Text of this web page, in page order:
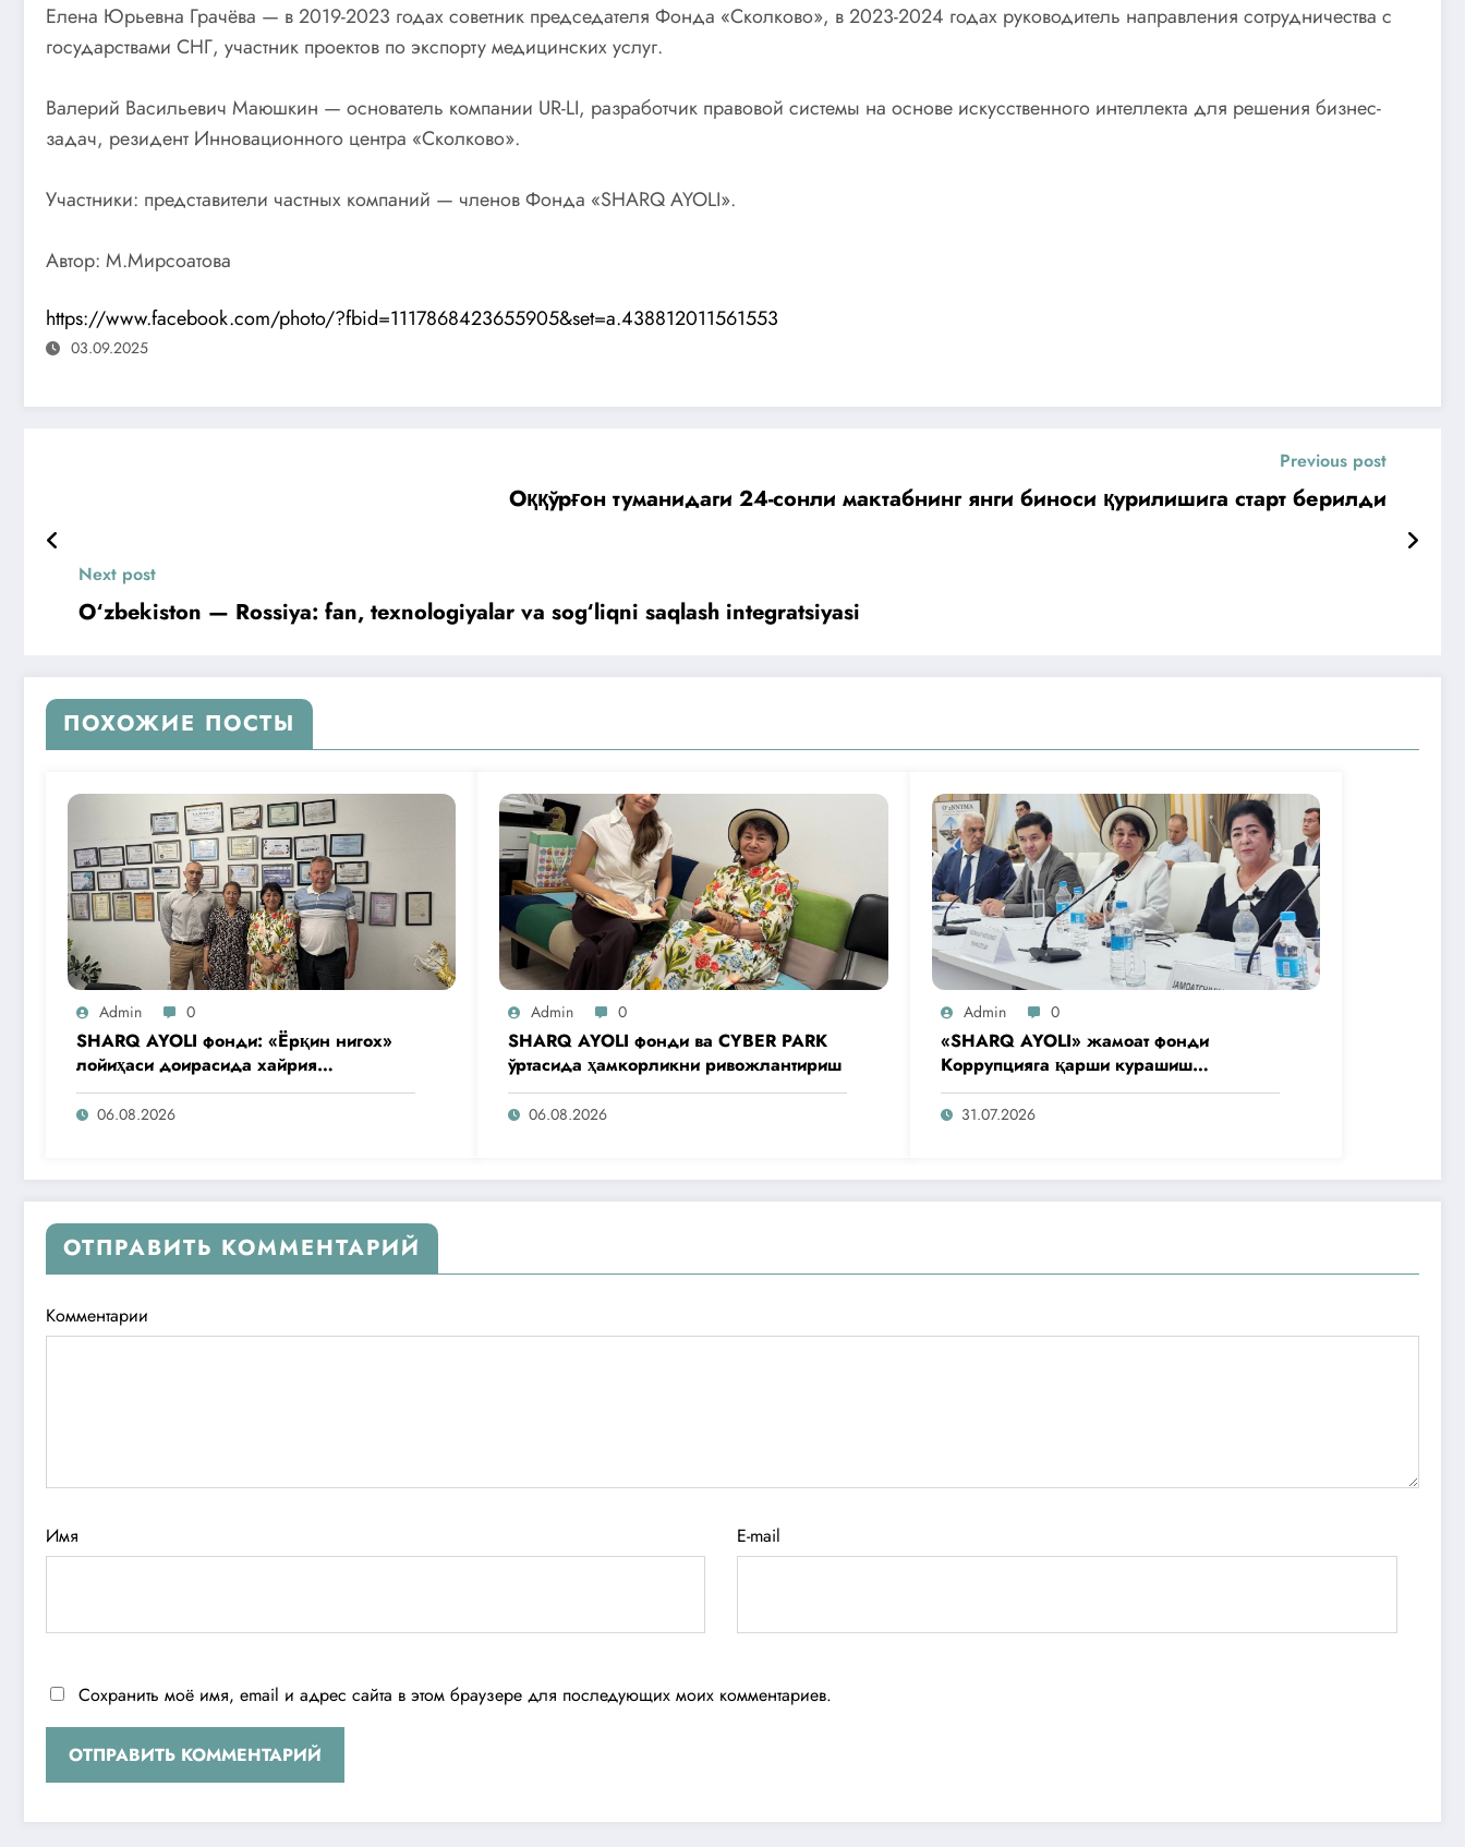
Елена Юрьевна Грачёва — в 2019-2023 годах советник председателя Фонда «Сколково», в 2023-2024 годах руководитель направления сотрудничества с
государствами СНГ, участник проектов по экспорту медицинских услуг.
Валерий Васильевич Маюшкин — основатель компании UR-LI, разработчик правовой системы на основе искусственного интеллекта для решения бизнес-
задач, резидент Инновационного центра «Сколково».
Участники: представители частных компаний — членов Фонда «SHARQ AYOLI».
Автор: М.Мирсоатова
https://www.facebook.com/photo/?fbid=1117868423655905&set=a.438812011561553
03.09.2025
Previous post
Оққўрғон туманидаги 24-сонли мактабнинг янги биноси қурилишига старт берилди
Next post
O‘zbekiston — Rossiya: fan, texnologiyalar va sog‘liqni saqlash integratsiyasi
ПОХОЖИЕ ПОСТЫ
Admin 0
SHARQ AYOLI фонди: «Ёрқин нигох»
лойиҳаси доирасида хайрия
операциялари ўтказилади
06.08.2026
Admin 0
SHARQ AYOLI фонди ва CYBER PARK
ўртасида ҳамкорликни ривожлантириш
06.08.2026
Admin 0
«SHARQ AYOLI» жамоат фонди
Коррупцияга қарши курашиш
агентлигидаги жамоат эшитувида
ташаббусларини тақдим этди
31.07.2026
ОТПРАВИТЬ КОММЕНТАРИЙ
Комментарии
Имя E-mail
Сохранить моё имя, email и адрес сайта в этом браузере для последующих моих комментариев.